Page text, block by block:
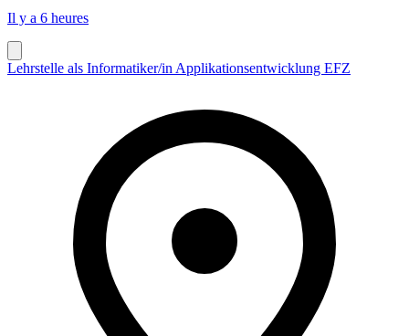
Il y a 6 heures
Lehrstelle als Informatiker/in Applikationsentwicklung EFZ